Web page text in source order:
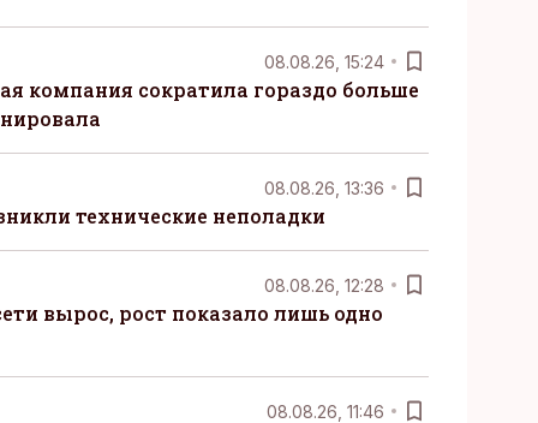
08.08.26, 15:24
компания сократила гораздо больше
08.08.26, 13:36
технические неполадки
08.08.26, 12:28
вырос, рост показало лишь одно
08.08.26, 11:46